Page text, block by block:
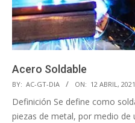
Acero Soldable
BY: AC-GT-DIA ON: 12 ABRIL, 2021
Definición Se define como
piezas de metal, por medio de